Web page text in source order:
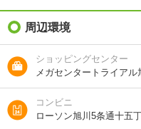
礼金（敷引・償
却金）
間取り / 専有面
積
2LDK /
種別 / 構造
周辺環境
ショッピングセンター
メガセンタートライア
コンビニ
ローソン旭川5条通十五